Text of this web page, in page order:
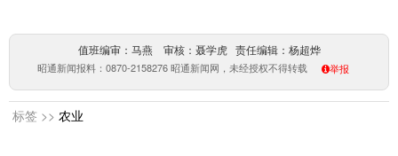
值班编审：马燕 审核：聂学虎 责任编辑：杨超烨
昭通新闻报料：0870-2158276 昭通新闻网，未经授权不得转载 举报
标签 >> 农业